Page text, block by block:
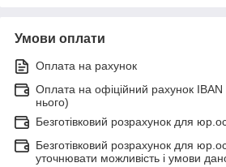
Умови оплати
Оплата на рахунок
Оплата на офіційний рахунок
нього)
Безготівковий розрахунок для
Безготівковий розрахунок для
уточнювати можливість і умови